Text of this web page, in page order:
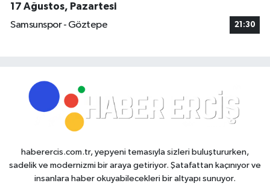
17 Ağustos, Pazartesi
Samsunspor - Göztepe
21:30
haberercis.com.tr, yepyeni temasıyla sizleri buluştururken,
sadelik ve modernizmi bir araya getiriyor. Şatafattan kaçınıyor ve
insanlara haber okuyabilecekleri bir altyapı sunuyor.